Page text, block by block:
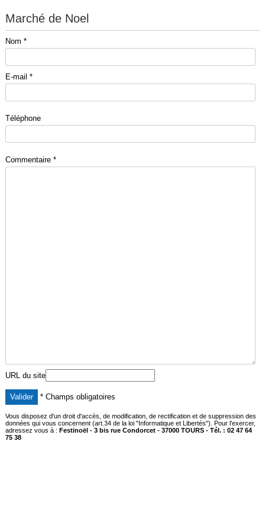
Marché de Noel
Nom *
E-mail *
Téléphone
Commentaire *
URL du site
* Champs obligatoires
Vous disposez d'un droit d'accès, de modification, de rectification et de suppression des
données qui vous concernent (art.34 de la loi "Informatique et Libertés"). Pour l'exercer,
adressez vous à : Festinoël - 3 bis rue Condorcet - 37000 TOURS - Tél. : 02 47 64
75 38